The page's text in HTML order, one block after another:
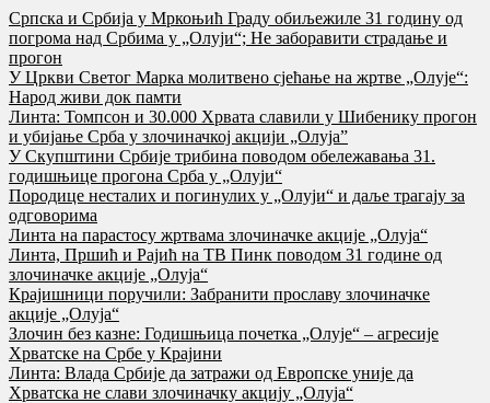
Српска и Србија у Мркоњић Граду обиљежиле 31 годину од
погрома над Србима у „Олуји“; Не заборавити страдање и
прогон
У Цркви Светог Марка молитвено сјећање на жртве „Олује“:
Народ живи док памти
Линта: Томпсон и 30.000 Хрвата славили у Шибенику прогон
и убијање Срба у злочиначкој акцији „Олуја”
У Скупштини Србије трибина поводом обележавања 31.
годишњице прогона Срба у „Олуји“
Породице несталих и погинулих у „Олуји“ и даље трагају за
одговорима
Линта на парастосу жртвама злочиначке акције „Олуја“
Линта, Пршић и Рајић на ТВ Пинк поводом 31 године од
злочиначке акције „Олуја“
Крајишници поручили: Забранити прославу злочиначке
акције „Олуја“
Злочин без казне: Годишњица почетка „Олује“ – агресије
Хрватске на Србе у Крајини
Линта: Влада Србије да затражи од Европске уније да
Хрватска не слави злочиначку акцију „Олуја“